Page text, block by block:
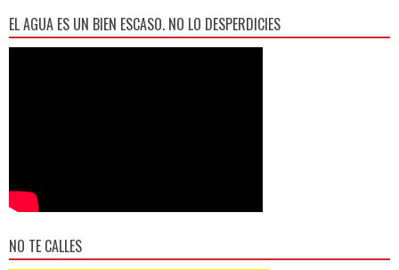
EL AGUA ES UN BIEN ESCASO. NO LO DESPERDICIES
NO TE CALLES